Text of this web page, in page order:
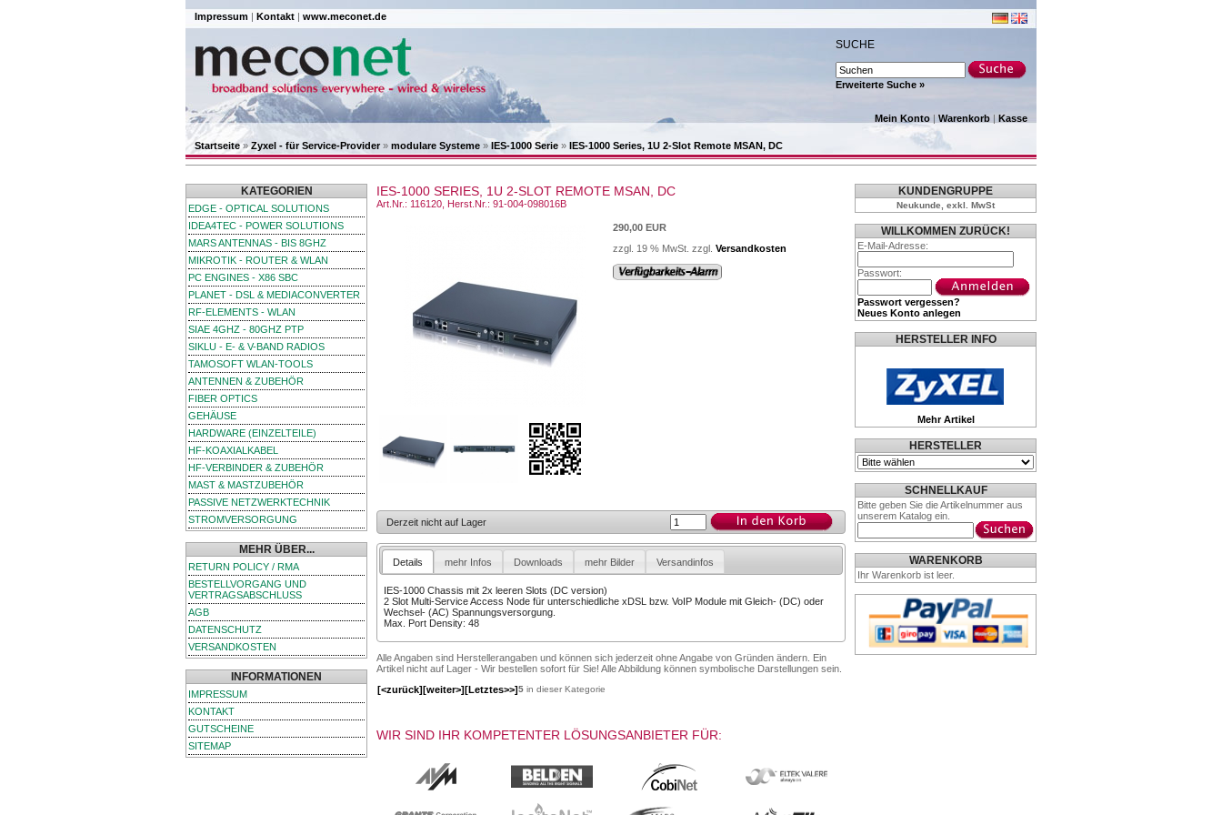
Impressum | Kontakt | www.meconet.de
SUCHE
Erweiterte Suche »
Mein Konto | Warenkorb | Kasse
Startseite»Zyxel - für Service-Provider» modulare Systeme » IES-1000 Serie » IES-1000 Series, 1U 2-Slot Remote MSAN, DC
KATEGORIEN
EDGE - OPTICAL SOLUTIONS
IDEA4TEC - POWER SOLUTIONS
MARS ANTENNAS - BIS 8GHZ
MIKROTIK - ROUTER & WLAN
PC ENGINES - X86 SBC
PLANET - DSL & MEDIACONVERTER
RF-ELEMENTS - WLAN
SIAE 4GHZ - 80GHZ PTP
SIKLU - E- & V-BAND RADIOS
TAMOSOFT WLAN-TOOLS
ANTENNEN & ZUBEHÖR
FIBER OPTICS
GEHÄUSE
HARDWARE (EINZELTEILE)
HF-KOAXIALKABEL
HF-VERBINDER & ZUBEHÖR
MAST & MASTZUBEHÖR
PASSIVE NETZWERKTECHNIK
STROMVERSORGUNG
MEHR ÜBER...
RETURN POLICY / RMA
BESTELLVORGANG UND
VERTRAGSABSCHLUSS
AGB
DATENSCHUTZ
VERSANDKOSTEN
INFORMATIONEN
IMPRESSUM
KONTAKT
GUTSCHEINE
SITEMAP
IES-1000 SERIES, 1U 2-SLOT REMOTE MSAN, DC
Art.Nr.: 116120, Herst.Nr.: 91-004-098016B
290,00 EUR
zzgl. 19 % MwSt. zzgl. Versandkosten
Derzeit nicht auf Lager
Details mehr Infos Downloads mehr Bilder Versandinfos
IES-1000 Chassis mit 2x leeren Slots (DC version)
2 Slot Multi-Service Access Node für unterschiedliche xDSL bzw. VoIP Module mit Gleich- (DC) oder
Wechsel- (AC) Spannungsversorgung.
Max. Port Density: 48
Alle Angaben sind Herstellerangaben und können sich jederzeit ohne Angabe von Gründen ändern. Ein
Artikel nicht auf Lager - Wir bestellen sofort für Sie! Alle Abbildung können symbolische Darstellungen sein.
[<zurück][weiter>][Letztes>>]5 in dieser Kategorie
WIR SIND IHR KOMPETENTER LÖSUNGSANBIETER FÜR:
KUNDENGRUPPE
Neukunde, exkl. MwSt
WILLKOMMEN ZURÜCK!
E-Mail-Adresse:
Passwort:
Passwort vergessen?
Neues Konto anlegen
HERSTELLER INFO
Mehr Artikel
HERSTELLER
SCHNELLKAUF
Bitte geben Sie die Artikelnummer aus
unserem Katalog ein.
WARENKORB
Ihr Warenkorb ist leer.